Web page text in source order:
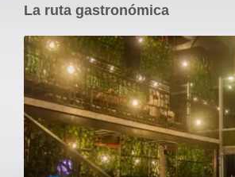
La ruta gastronómica